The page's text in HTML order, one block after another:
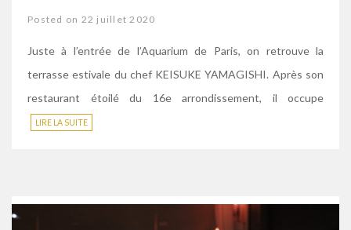
Posted on 22 juillet 2020
Juste à l’entrée de l’Aquarium de Paris, on retrouve la
terrasse estivale du chef KEISUKE YAMAGISHI. Après son
restaurant étoilé du 16e arrondissement, il occupe
LIRE LA SUITE